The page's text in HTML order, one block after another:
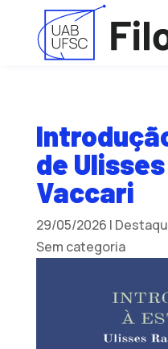
de
Vaccari
29/05/2026 |
Sem categoria